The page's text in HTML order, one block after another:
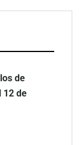
de
12 de